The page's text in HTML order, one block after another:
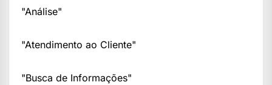
"Análise"
"Atendimento ao Cliente"
"Busca de Informações"